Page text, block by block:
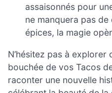
assaisonnés pour
ne manquera pas
épices, la magie
N’hésitez pas à
bouchée de vos Tacos
raconter une nouvelle